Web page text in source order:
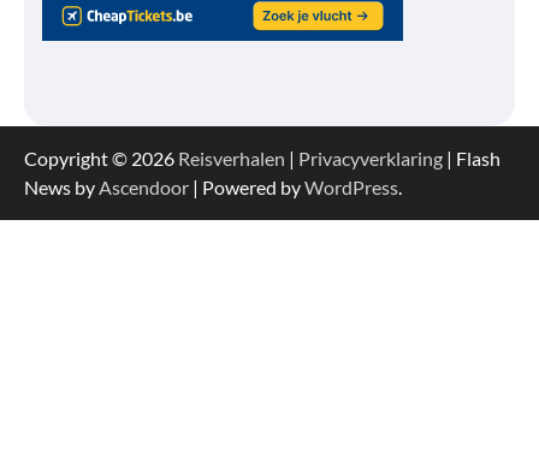
Copyright © 2026 Reisverhalen | Privacyverklaring | Flash
News byAscendoor | Powered byWordPress.